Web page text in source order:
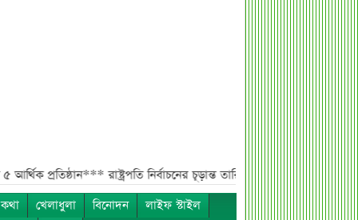
রাষ্ট্রপতি নির্বাচনের চূড়ান্ত তারিখ ঘোষণা***
খেলাধুলা বিনোদন
লাইফ স্টাইল